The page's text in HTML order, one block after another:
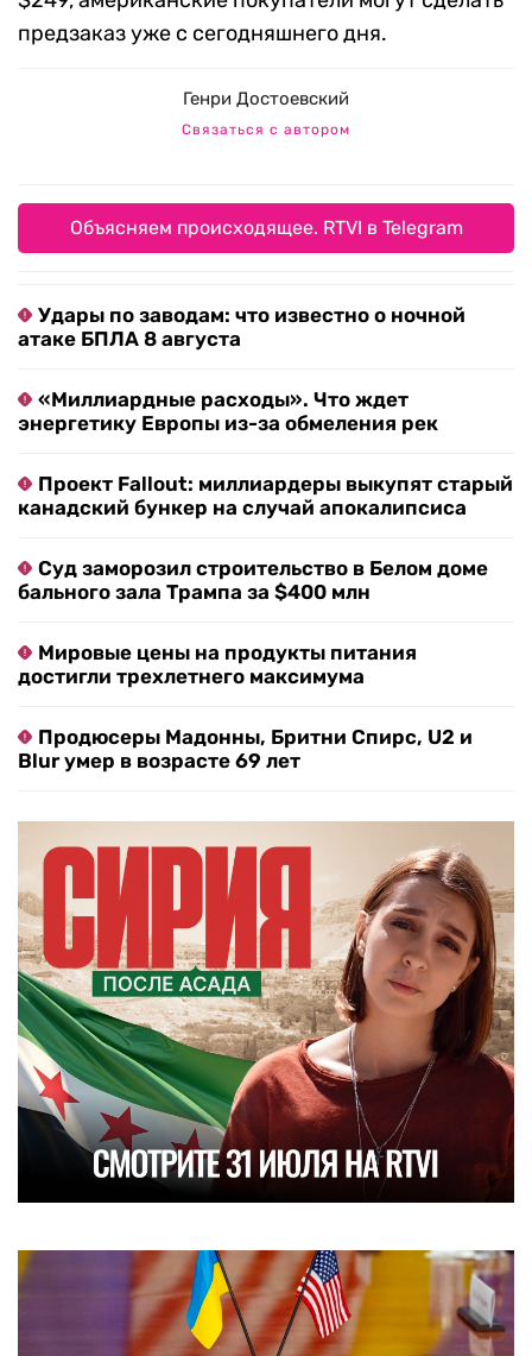
предзаказ уже с сегодняшнего дня.
Генри Достоевский
Связаться с автором
Объясняем происходящее. RTVI в Telegram
Удары по заводам: что известно о ночной
атаке БПЛА 8 августа
«Миллиардные расходы». Что ждет
энергетику Европы из-за обмеления рек
Проект Fallout: миллиардеры выкупят старый
канадский бункер на случай апокалипсиса
Суд заморозил строительство в Белом доме
бального зала Трампа за $400 млн
Мировые цены на продукты питания
достигли трехлетнего максимума
Продюсеры Мадонны, Бритни Спирс, U2 и
Blur умер в возрасте 69 лет